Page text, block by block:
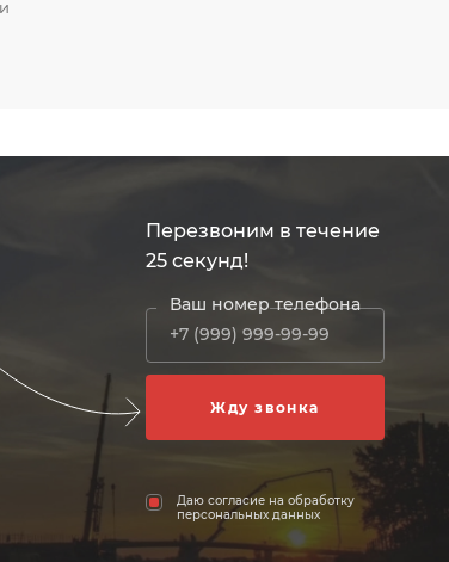
Перезвоним в течение
25 секунд!
Ваш номер телефона
Даю согласие на обработку
персональных данных